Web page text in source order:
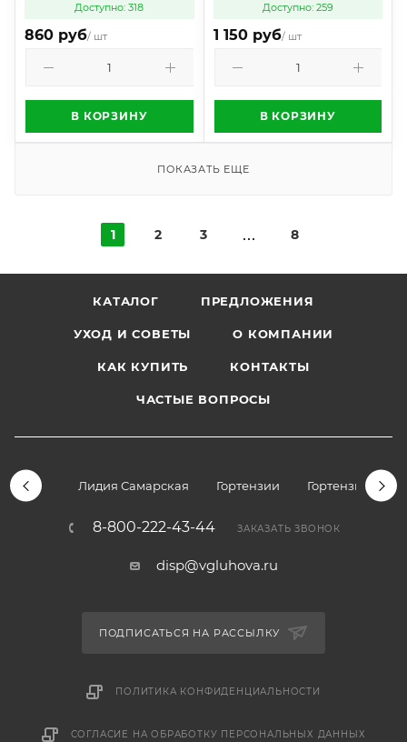
Доступно: 318
860 руб/ шт
В КОРЗИНУ
Доступно: 259
1 150 руб/ шт
В КОРЗИНУ
ПОКАЗАТЬ ЕЩЕ
1 2 3 8
КАТАЛОГ ПРЕДЛОЖЕНИЯ
УХОД И СОВЕТЫ О КОМПАНИИ
КАК КУПИТЬ КОНТАКТЫ
ЧАСТЫЕ ВОПРОСЫ
Лидия Самарская Гортензии Гортензии
8-800-222-43-44 ЗАКАЗАТЬ ЗВОНОК
disp@vgluhova.ru
ПОДПИСАТЬСЯ НА РАССЫЛКУ
ПОЛИТИКА КОНФИДЕНЦИАЛЬНОСТИ
СОГЛАСИЕ НА ОБРАБОТКУ ПЕРСОНАЛЬНЫХ ДАННЫХ